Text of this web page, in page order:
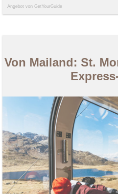
Angebot von GetYourGuide
Von Mailand: St.